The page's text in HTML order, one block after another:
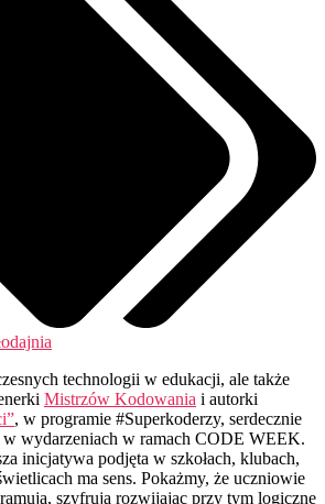
technologii w edukacji, ale także
Mistrzów Kodowania i autorki
, w programie #Superkoderzy, serdecznie
w wydarzeniach w ramach CODE WEEK.
inicjatywa podjęta w szkołach, klubach,
ma sens. Pokażmy, że uczniowie
szyfrują rozwijając przy tym logiczne